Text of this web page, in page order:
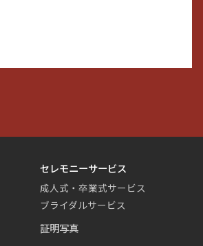
セレモニーサービス
成人式・卒業式サービス
ブライダルサービス
証明写真